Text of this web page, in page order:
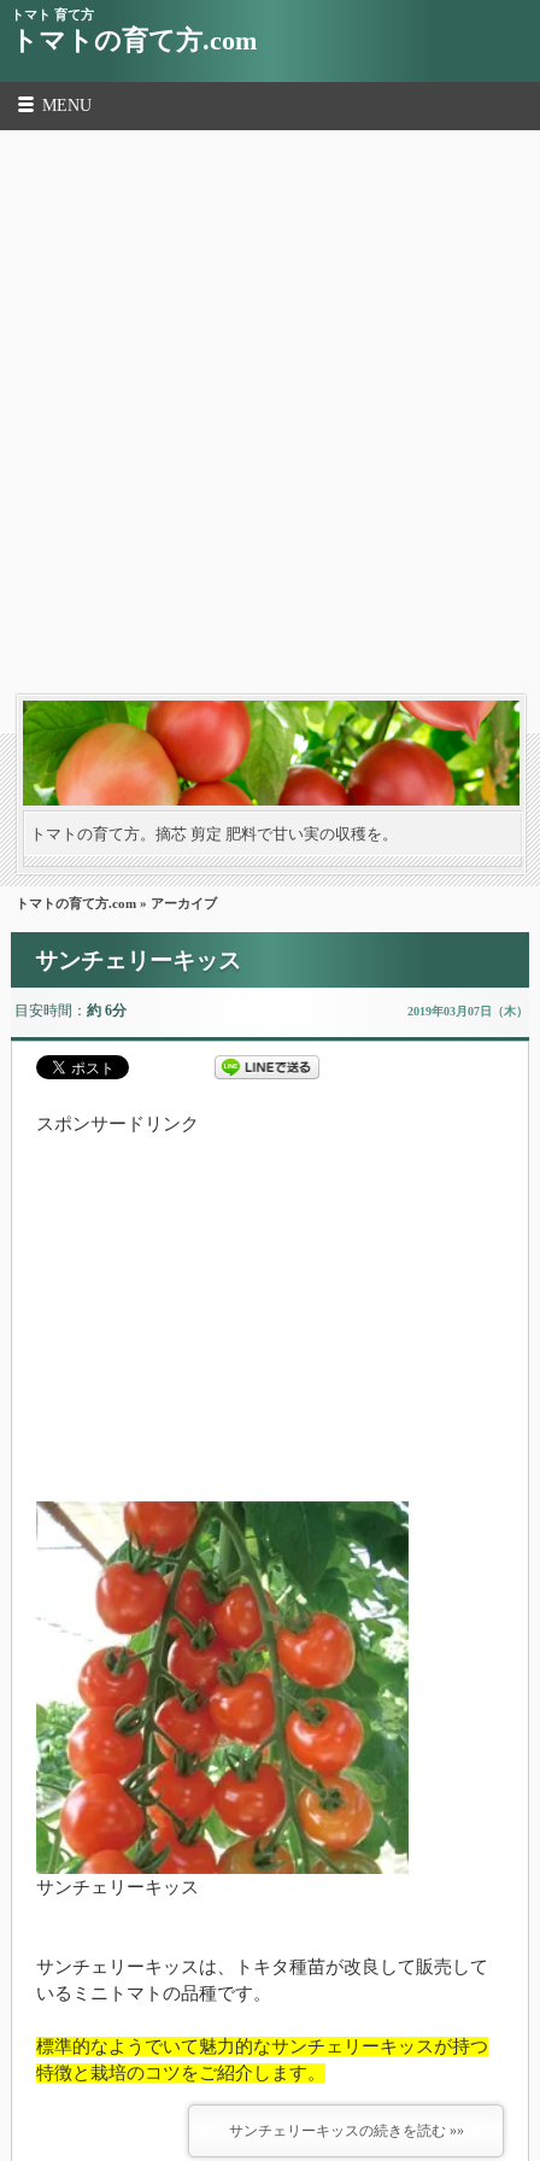
トマト 育て方
トマトの育て方.com
MENU
トマトの育て方。摘芯 剪定 肥料で甘い実の収穫を。
トマトの育て方.com » アーカイブ
サンチェリーキッス
目安時間： 約 6分 2019年03月07日（木）
スポンサードリンク
サンチェリーキッス
サンチェリーキッスは、トキタ種苗が改良して販売して
いるミニトマトの品種です。
標準的なようでいて魅力的なサンチェリーキッスが持つ
特徴と栽培のコツをご紹介します。
サンチェリーキッスの続きを読む »»